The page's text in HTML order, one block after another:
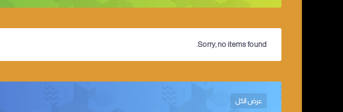
Sorry, no items found.
عرض الكل